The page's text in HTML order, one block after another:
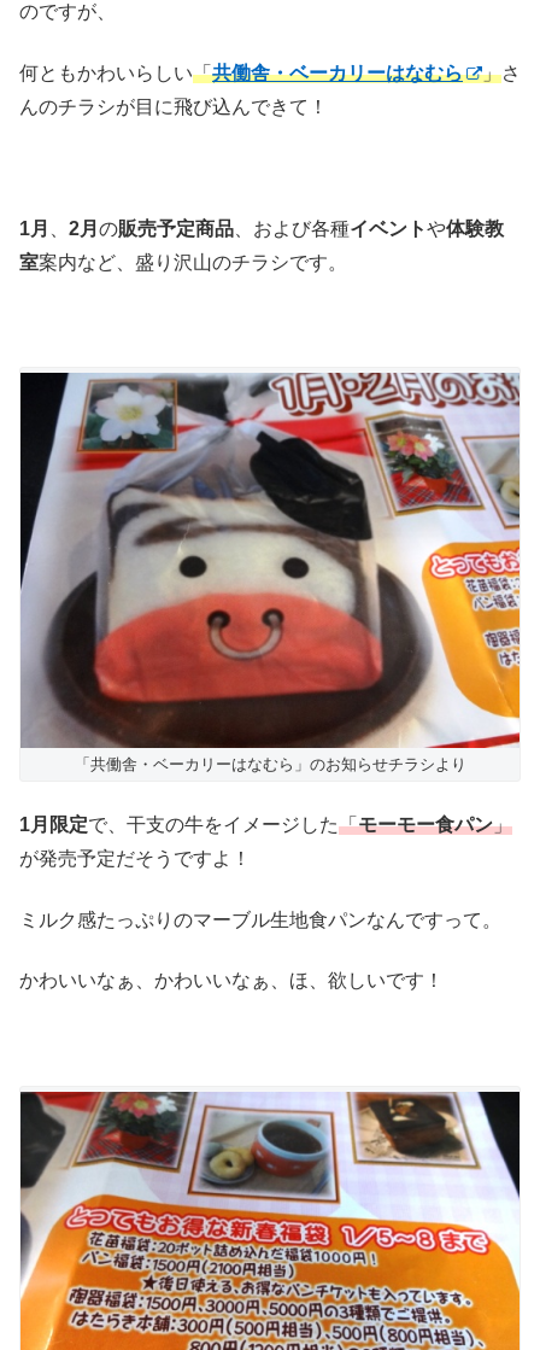
のですが、
何ともかわいらしい「共働舎・ベーカリーはなむら 」さ
んのチラシが目に飛び込んできて！
1月 2月 の販売予定商品 、および各種イベントや体験教
室案内など、盛り沢山のチラシです。
「共働舎・ベーカリーはなむら」のお知らせチラシより
1月限定で、干支の牛をイメージした「モーモー食パン」
が発売予定だそうですよ！
ミルク感たっぷりのマーブル生地食パンなんですって。
かわいいなぁ、かわいいなぁ、ほ、欲しいです！